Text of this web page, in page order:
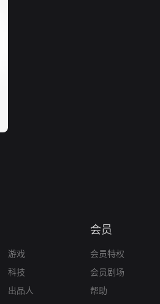
游戏
科技
出品人
会员
会员特权
会员剧场
帮助